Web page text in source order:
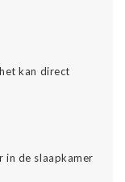
kan direct
in de slaapkamer